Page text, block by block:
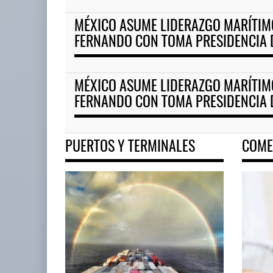
MÉXICO ASUME LIDERAZGO
FERNANDO CON TOMA PRESIDENCIA
MÉXICO ASUME LIDERAZGO
FERNANDO CON TOMA PRESIDENCIA
PUERTOS Y TERMINALES
Corredor del Istmo destraba ramal
ferroviario ...
04 AGO 2026
TMAZ eleva 77% movimiento
05 AGO 2026